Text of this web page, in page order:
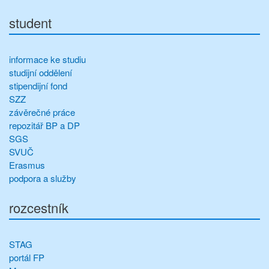
student
informace ke studiu
studijní oddělení
stipendijní fond
SZZ
závěrečné práce
repozitář BP a DP
SGS
SVUČ
Erasmus
podpora a služby
rozcestník
STAG
portál FP